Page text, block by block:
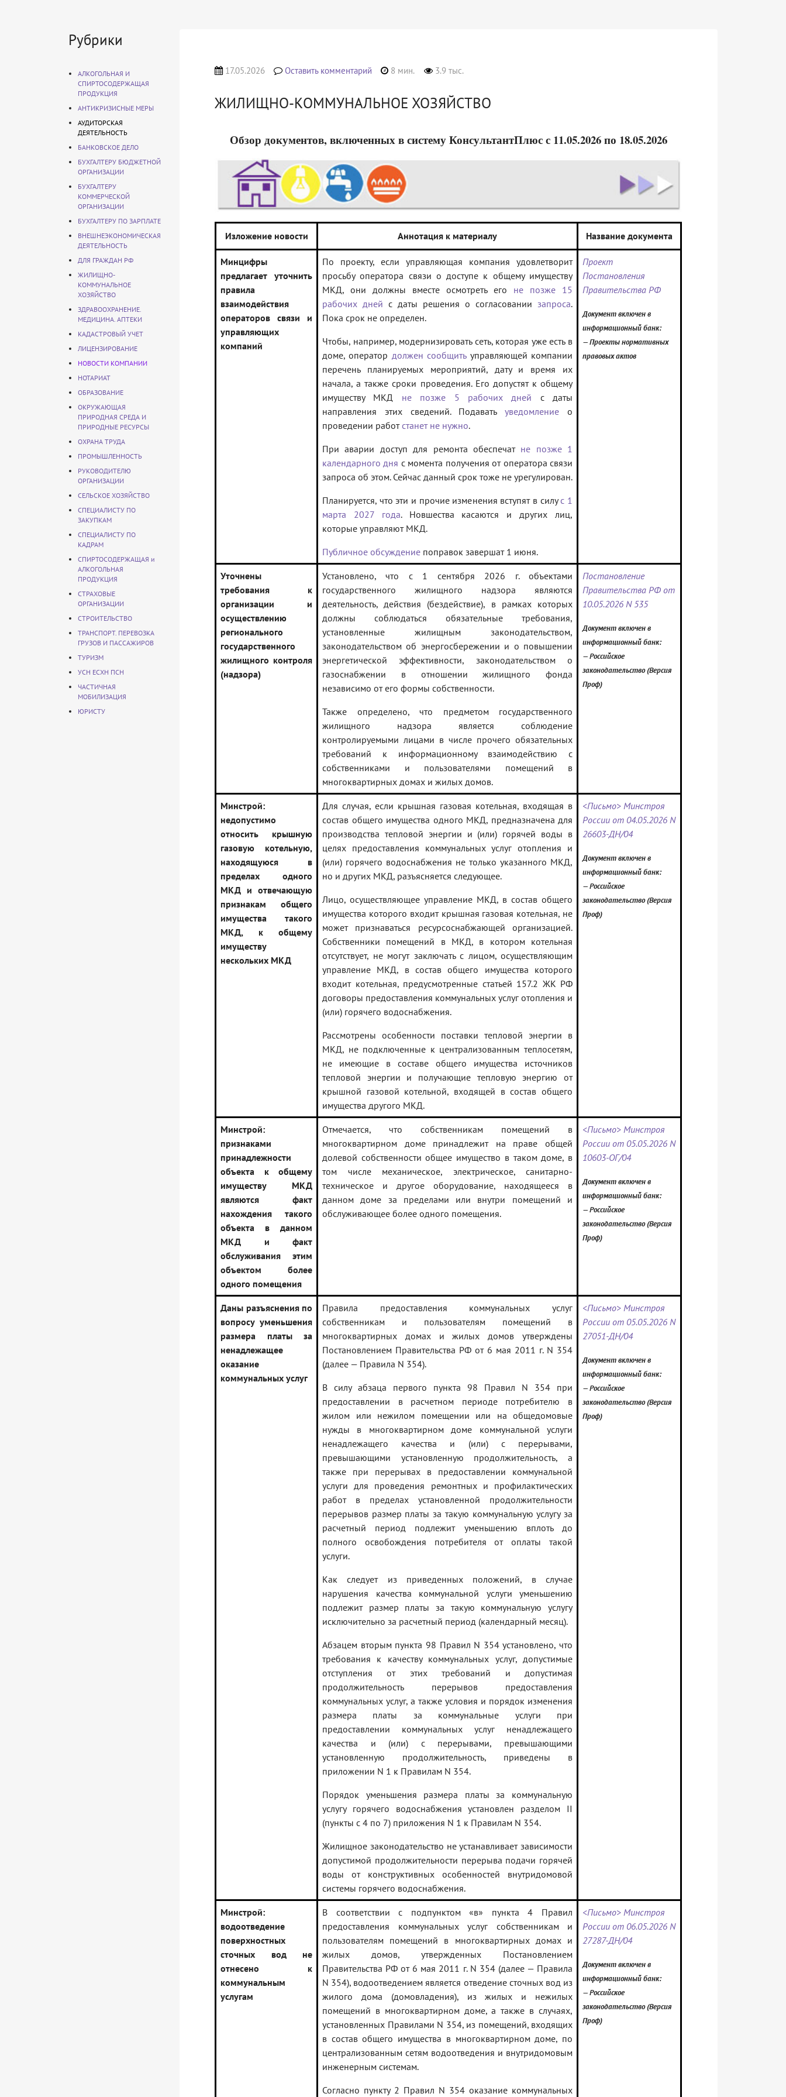
Рубрики
АЛКОГОЛЬНАЯ И
СПИРТОСОДЕРЖАЩАЯ
ПРОДУКЦИЯ
АНТИКРИЗИСНЫЕ МЕРЫ
АУДИТОРСКАЯ
ДЕЯТЕЛЬНОСТЬ
БАНКОВСКОЕ ДЕЛО
БУХГАЛТЕРУ БЮДЖЕТНОЙ
ОРГАНИЗАЦИИ
БУХГАЛТЕРУ
КОММЕРЧЕСКОЙ
ОРГАНИЗАЦИИ
БУХГАЛТЕРУ ПО ЗАРПЛАТЕ
ВНЕШНЕЭКОНОМИЧЕСКАЯ
ДЕЯТЕЛЬНОСТЬ
ДЛЯ ГРАЖДАН РФ
ЖИЛИЩНО-
КОММУНАЛЬНОЕ
ХОЗЯЙСТВО
ЗДРАВООХРАНЕНИЕ.
МЕДИЦИНА. АПТЕКИ
КАДАСТРОВЫЙ УЧЕТ
ЛИЦЕНЗИРОВАНИЕ
НОВОСТИ КОМПАНИИ
НОТАРИАТ
ОБРАЗОВАНИЕ
ОКРУЖАЮЩАЯ
ПРИРОДНАЯ СРЕДА И
ПРИРОДНЫЕ РЕСУРСЫ
ОХРАНА ТРУДА
ПРОМЫШЛЕННОСТЬ
РУКОВОДИТЕЛЮ
ОРГАНИЗАЦИИ
СЕЛЬСКОЕ ХОЗЯЙСТВО
СПЕЦИАЛИСТУ ПО
ЗАКУПКАМ
СПЕЦИАЛИСТУ ПО
КАДРАМ
СПИРТОСОДЕРЖАЩАЯ и
АЛКОГОЛЬНАЯ
ПРОДУКЦИЯ
СТРАХОВЫЕ
ОРГАНИЗАЦИИ
СТРОИТЕЛЬСТВО
ТРАНСПОРТ. ПЕРЕВОЗКА
ГРУЗОВ И ПАССАЖИРОВ
ТУРИЗМ
УСН ЕСХН ПСН
ЧАСТИЧНАЯ
МОБИЛИЗАЦИЯ
ЮРИСТУ
17.05.2026 Оставить комментарий 8 мин. 3.9 тыс.
ЖИЛИЩНО-КОММУНАЛЬНОЕ ХОЗЯЙСТВО
Обзор документов, включенных в систему КонсультантПлюс с 11.05.2026 по 18.05.2026
Изложение новости Аннотация к материалу Название документа
Минцифры
предлагает уточнить
правила
взаимодействия
операторов связи и
управляющих
компаний
По проекту, если управляющая компания удовлетворит
просьбу оператора связи о доступе к общему имуществу
МКД, они должны вместе осмотреть его не позже 15
рабочих дней с даты решения о согласовании запроса.
Пока срок не определен.
Чтобы, например, модернизировать сеть, которая уже есть в
доме, оператор должен сообщитьуправляющей компании
перечень планируемых мероприятий, дату и время их
начала, а также сроки проведения. Его допустят к общему
имуществу МКД не позже 5 рабочих дней с даты
направления этих сведений. Подаватьуведомление о
проведении работстанет не нужно.
При аварии доступ для ремонта обеспечат не позже 1
календарного дня с момента получения от оператора связи
запроса об этом. Сейчас данный срок тоже не урегулирован.
Планируется, что эти и прочие изменения вступят в силус 1
марта 2027 года. Новшества касаются и других лиц,
которые управляют МКД.
Публичное обсуждение поправок завершат 1 июня.
Проект
Постановления
Правительства РФ
Документ включен в
информационный банк:
— Проекты нормативных
правовых актов
Уточнены
требования к
организации и
осуществлению
регионального
государственного
жилищного контроля
(надзора)
Установлено, что с 1 сентября 2026 г. объектами
государственного жилищного надзора являются
деятельность, действия (бездействие), в рамках которых
должны соблюдаться обязательные требования,
установленные жилищным законодательством,
законодательством об энергосбережении и о повышении
энергетической эффективности, законодательством о
газоснабжении в отношении жилищного фонда
независимо от его формы собственности.
Также определено, что предметом государственного
жилищного надзора является соблюдение
контролируемыми лицами в числе прочего обязательных
требований к информационному взаимодействию с
собственниками и пользователями помещений в
многоквартирных домах и жилых домов.
Постановление
Правительства РФ от
10.05.2026 N 535
Документ включен в
информационный банк:
— Российское
законодательство (Версия
Проф)
Минстрой:
недопустимо
относить крышную
газовую котельную,
находящуюся в
пределах одного
МКД и отвечающую
признакам общего
имущества такого
МКД, к общему
имуществу
нескольких МКД
Для случая, если крышная газовая котельная, входящая в
состав общего имущества одного МКД, предназначена для
производства тепловой энергии и (или) горячей воды в
целях предоставления коммунальных услуг отопления и
(или) горячего водоснабжения не только указанного МКД,
но и других МКД, разъясняется следующее.
Лицо, осуществляющее управление МКД, в состав общего
имущества которого входит крышная газовая котельная, не
может признаваться ресурсоснабжающей организацией.
Собственники помещений в МКД, в котором котельная
отсутствует, не могут заключать с лицом, осуществляющим
управление МКД, в состав общего имущества которого
входит котельная, предусмотренные статьей 157.2 ЖК РФ
договоры предоставления коммунальных услуг отопления и
(или) горячего водоснабжения.
Рассмотрены особенности поставки тепловой энергии в
МКД, не подключенные к централизованным теплосетям,
не имеющие в составе общего имущества источников
тепловой энергии и получающие тепловую энергию от
крышной газовой котельной, входящей в состав общего
имущества другого МКД.
<Письмо> Минстроя
России от 04.05.2026 N
26603-ДН/04
Документ включен в
информационный банк:
— Российское
законодательство (Версия
Проф)
Минстрой:
признаками
принадлежности
объекта к общему
имуществу МКД
являются факт
нахождения такого
объекта в данном
МКД и факт
обслуживания этим
объектом более
одного помещения
Отмечается, что собственникам помещений в
многоквартирном доме принадлежит на праве общей
долевой собственности общее имущество в таком доме, в
том числе механическое, электрическое, санитарно-
техническое и другое оборудование, находящееся в
данном доме за пределами или внутри помещений и
обслуживающее более одного помещения.
<Письмо> Минстроя
России от 05.05.2026 N
10603-ОГ/04
Документ включен в
информационный банк:
— Российское
законодательство (Версия
Проф)
Даны разъяснения по
вопросу уменьшения
размера платы за
ненадлежащее
оказание
коммунальных услуг
Правила предоставления коммунальных услуг
собственникам и пользователям помещений в
многоквартирных домах и жилых домов утверждены
Постановлением Правительства РФ от 6 мая 2011 г. N 354
(далее — Правила N 354).
В силу абзаца первого пункта 98 Правил N 354 при
предоставлении в расчетном периоде потребителю в
жилом или нежилом помещении или на общедомовые
нужды в многоквартирном доме коммунальной услуги
ненадлежащего качества и (или) с перерывами,
превышающими установленную продолжительность, а
также при перерывах в предоставлении коммунальной
услуги для проведения ремонтных и профилактических
работ в пределах установленной продолжительности
перерывов размер платы за такую коммунальную услугу за
расчетный период подлежит уменьшению вплоть до
полного освобождения потребителя от оплаты такой
услуги.
Как следует из приведенных положений, в случае
нарушения качества коммунальной услуги уменьшению
подлежит размер платы за такую коммунальную услугу
исключительно за расчетный период (календарный месяц).
Абзацем вторым пункта 98 Правил N 354 установлено, что
требования к качеству коммунальных услуг, допустимые
отступления от этих требований и допустимая
продолжительность перерывов предоставления
коммунальных услуг, а также условия и порядок изменения
размера платы за коммунальные услуги при
предоставлении коммунальных услуг ненадлежащего
качества и (или) с перерывами, превышающими
установленную продолжительность, приведены в
приложении N 1 к Правилам N 354.
Порядок уменьшения размера платы за коммунальную
услугу горячего водоснабжения установлен разделом II
(пункты с 4 по 7) приложения N 1 к Правилам N 354.
Жилищное законодательство не устанавливает зависимости
допустимой продолжительности перерыва подачи горячей
воды от конструктивных особенностей внутридомовой
системы горячего водоснабжения.
<Письмо> Минстроя
России от 05.05.2026 N
27051-ДН/04
Документ включен в
информационный банк:
— Российское
законодательство (Версия
Проф)
Минстрой:
водоотведение
поверхностных
сточных вод не
отнесено к
коммунальным
услугам
В соответствии с подпунктом «в» пункта 4 Правил
предоставления коммунальных услуг собственникам и
пользователям помещений в многоквартирных домах и
жилых домов, утвержденных Постановлением
Правительства РФ от 6 мая 2011 г. N 354 (далее — Правила
N 354), водоотведением является отведение сточных вод из
жилого дома (домовладения), из жилых и нежилых
помещений в многоквартирном доме, а также в случаях,
установленных Правилами N 354, из помещений, входящих
в состав общего имущества в многоквартирном доме, по
централизованным сетям водоотведения и внутридомовым
инженерным системам.
Согласно пункту 2 Правил N 354 оказание коммунальных
<Письмо> Минстроя
России от 06.05.2026 N
27287-ДН/04
Документ включен в
информационный банк:
— Российское
законодательство (Версия
Проф)